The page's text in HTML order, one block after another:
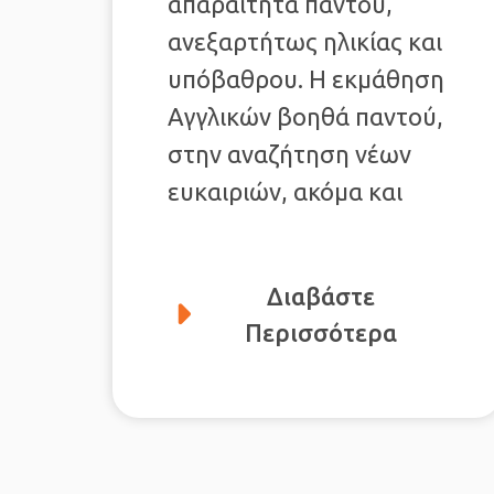
ανεξαρτήτως ηλικίας και
υπόβαθρου. Η εκμάθηση
Αγγλικών βοηθά παντού,
στην αναζήτηση νέων
ευκαιριών, ακόμα και
Διαβάστε
Περισσότερα